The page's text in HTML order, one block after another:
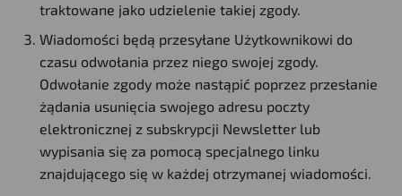
traktowane jako udzielenie takiej zgody.
Wiadomości będą przesyłane Użytkownikowi do
czasu odwołania przez niego swojej zgody.
Odwołanie zgody może nastąpić poprzez przesłanie
żądania usunięcia swojego adresu poczty
elektronicznej z subskrypcji Newsletter lub
wypisania się za pomocą specjalnego linku
znajdującego się w każdej otrzymanej wiadomości.